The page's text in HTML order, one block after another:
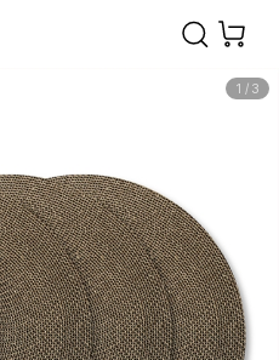
1 / 3